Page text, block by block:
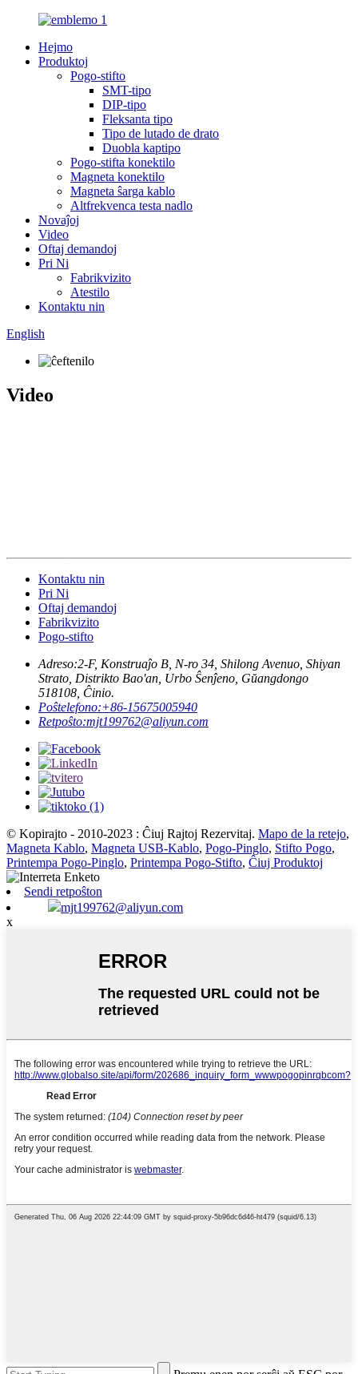
Hejmo
Produktoj
Pogo-stifto
SMT-tipo
DIP-tipo
Fleksanta tipo
Tipo de lutado de drato
Duobla kaptipo
Pogo-stifta konektilo
Magneta konektilo
Magneta ŝarga kablo
Altfrekvenca testa nadlo
Novaĵoj
Video
Oftaj demandoj
Pri Ni
Fabrikvizito
Atestilo
Kontaktu nin
English
Video
Kontaktu nin
Pri Ni
Oftaj demandoj
Fabrikvizito
Pogo-stifto
Adreso:2-F, Konstruaĵo B, N-ro 34, Shilong Avenuo, Shiyan
Strato, Distrikto Bao'an, Urbo Ŝenĵeno, Gŭangdongo
518108, Ĉinio.
Poŝtelefono:+86-15675005940
Retpoŝto:mjt199762@aliyun.com
© Kopirajto - 2010-2023 : Ĉiuj Rajtoj Rezervitaj. Mapo de la retejo,
Magneta Kablo, Magneta USB-Kablo, Pogo-Pinglo, Stifto Pogo,
Printempa Pogo-Pinglo, Printempa Pogo-Stifto, Ĉiuj Produktoj
Sendi retpoŝton
mjt199762@aliyun.com
x